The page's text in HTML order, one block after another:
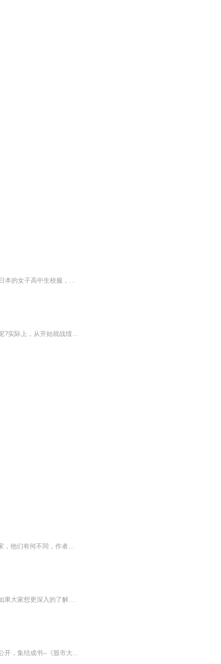
jk美女jk美女就是穿着jk服装的美女，jk原本意思是日本女子高中生，是日本那边传过来的。日本的女子高中生校服，就是短裙和衬衣。到了现在，可能是很多男人喜欢女人穿着这种服装，在网络上很常见。让不少男人沉迷，甚至当作性发泄对象来手淫，而且过度追求...
据说九成的个人投资者在股票、期货、外汇等交易中亏损。那么究竟为什么会出现这种结果呢?实际上，从开始就战绩不佳，屡战屡败，导致资金只赔不赚的个人投资者毕竟是少数，大多数人都曾或多或少地在交易中赚到过钱。即便如此，大多数人还是或早或晚地都陷入...
期货只有5%的人可以盈利，而5%的交易赢家赚到了95%输家的钱。怎么样成为期货交易赢家，他们有何不同，作者通过20年衍生品实战总结，结合多位台湾交易高手的访谈笔记，为你讲述盈利交易行为背后的交易逻辑，从机会选择到进出场，一步步环环相扣，带你走向期...
由于本课程有很多环节需要现场体验、互动，所以只能把一部分内容放在这里和大家交流。如果大家想更深入的了解课程，可以加微课助理微信18595527326，也可电话咨询。
陈进郎先生纵横台湾股市二十年，靠股市赚进数亿元身家。成功之后的将他的操作心得无私公开，集结成书--《股市大赢家--我用K线写日记》，与所有投资者分享。他在书中向读者坦诚介绍了自己的操盘方法，总结了自己的投资经验心得。书中指出了新手常犯的错误，...